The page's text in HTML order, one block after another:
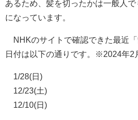
あるため、髪を切ったかは一般人
になっています。
NHKのサイトで確認できた最近
日付は以下の通りです。※2024年2
1/28(日)
12/23(土)
12/10(日)